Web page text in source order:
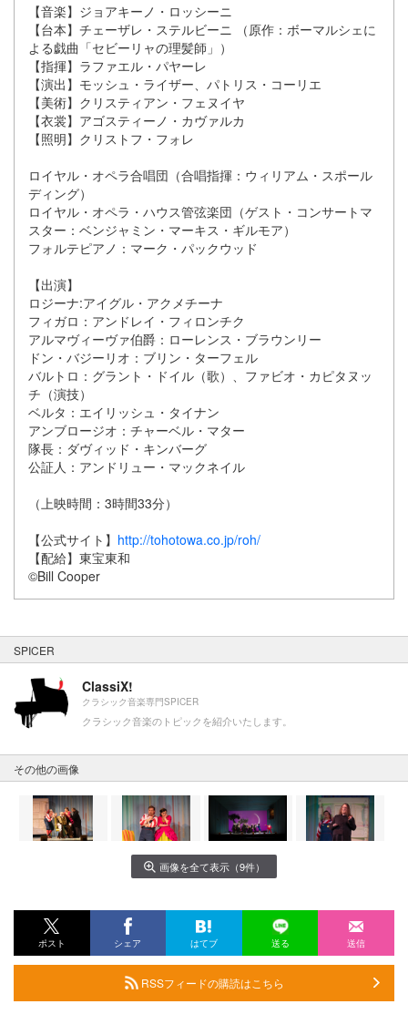
【音楽】ジョアキーノ・ロッシーニ
【台本】チェーザレ・ステルビーニ （原作：ボーマルシェに
よる戯曲「セビーリャの理髪師」）
【指揮】ラファエル・パヤーレ
【演出】モッシュ・ライザー、パトリス・コーリエ
【美術】クリスティアン・フェヌイヤ
【衣裳】アゴスティーノ・カヴァルカ
【照明】クリストフ・フォレ
ロイヤル・オペラ合唱団（合唱指揮：ウィリアム・スポール
ディング）
ロイヤル・オペラ・ハウス管弦楽団（ゲスト・コンサートマ
スター：ベンジャミン・マーキス・ギルモア）
フォルテピアノ：マーク・パックウッド
【出演】
ロジーナ:アイグル・アクメチーナ
フィガロ：アンドレイ・フィロンチク
アルマヴィーヴァ伯爵：ローレンス・ブラウンリー
ドン・バジーリオ：ブリン・ターフェル
バルトロ：グラント・ドイル（歌）、ファビオ・カピタヌッ
チ（演技）
ベルタ：エイリッシュ・タイナン
アンブロージオ：チャーベル・マター
隊長：ダヴィッド・キンバーグ
公証人：アンドリュー・マックネイル
（上映時間：3時間33分）
【公式サイト】 http://tohotowa.co.jp/roh/
【配給】東宝東和
©Bill Cooper
SPICER
ClassiX!
クラシック音楽専門SPICER
クラシック音楽のトピックを紹介いたします。
その他の画像
画像を全て表示（9件）
ポスト シェア はてブ 送る 送信
RSSフィードの購読はこちら